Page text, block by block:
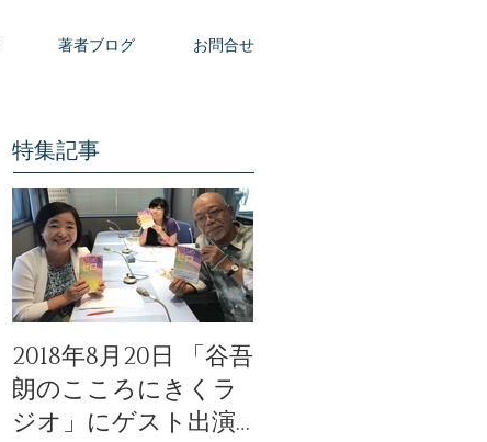
著者ブログ お問合せ
特集記事
2018年8月20日 「谷吾
朗のこころにきくラ
ジオ」にゲスト出演